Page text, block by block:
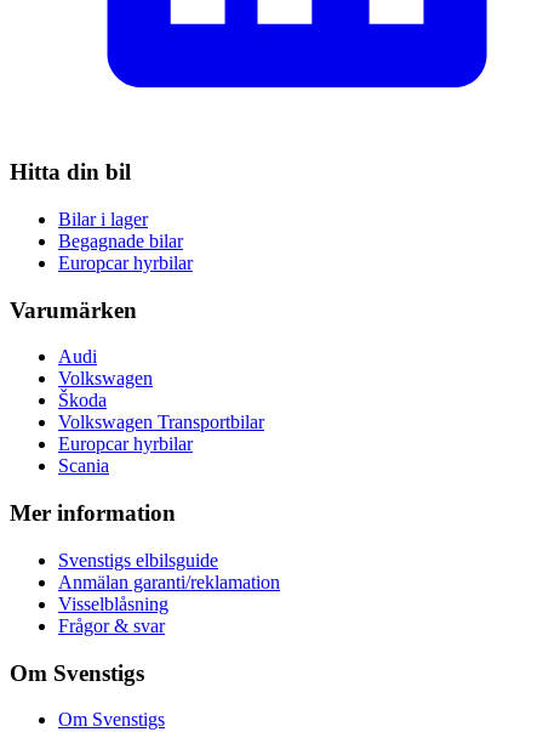
Hitta din bil
Bilar i lager
Begagnade bilar
Europcar hyrbilar
Varumärken
Audi
Volkswagen
Škoda
Volkswagen Transportbilar
Europcar hyrbilar
Scania
Mer information
Svenstigs elbilsguide
Anmälan garanti/reklamation
Visselblåsning
Frågor & svar
Om Svenstigs
Om Svenstigs